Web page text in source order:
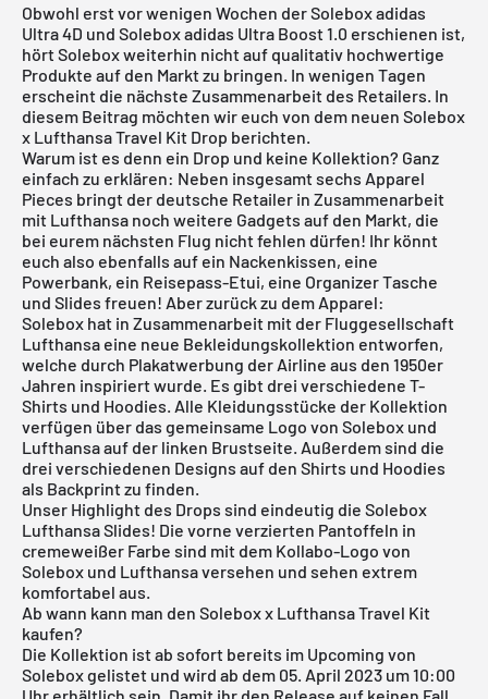
Obwohl erst vor wenigen Wochen derSolebox adidas
Ultra 4D und Solebox adidas Ultra Boost 1.0 erschienen ist,
hört Solebox weiterhin nicht auf qualitativ hochwertige
Produkte auf den Markt zu bringen. In wenigen Tagen
erscheint die nächste Zusammenarbeit des Retailers. In
diesem Beitrag möchten wir euch von dem neuen Solebox
x Lufthansa Travel Kit Drop berichten.
Warum ist es denn ein Drop und keine Kollektion? Ganz
einfach zu erklären: Neben insgesamt sechs Apparel
Pieces bringt der deutsche Retailer in Zusammenarbeit
mit Lufthansa noch weitere Gadgets auf den Markt, die
bei eurem nächsten Flug nicht fehlen dürfen! Ihr könnt
euch also ebenfalls auf ein Nackenkissen, eine
Powerbank, ein Reisepass-Etui, eine Organizer Tasche
und Slides freuen! Aber zurück zu dem Apparel:
Solebox hat in Zusammenarbeit mit der Fluggesellschaft
Lufthansa eine neue Bekleidungskollektion entworfen,
welche durch Plakatwerbung der Airline aus den 1950er
Jahren inspiriert wurde. Es gibt drei verschiedene T-
Shirts und Hoodies. Alle Kleidungsstücke der Kollektion
verfügen über das gemeinsame Logo von Solebox und
Lufthansa auf der linken Brustseite. Außerdem sind die
drei verschiedenen Designs auf den Shirts und Hoodies
als Backprint zu finden.
Unser Highlight des Drops sind eindeutig die Solebox
Lufthansa Slides! Die vorne verzierten Pantoffeln in
cremeweißer Farbe sind mit dem Kollabo-Logo von
Solebox und Lufthansa versehen und sehen extrem
komfortabel aus.
Ab wann kann man den Solebox x Lufthansa Travel Kit
kaufen?
Die Kollektion ist ab sofort bereits im Upcoming von
Solebox gelistet und wird ab dem 05. April 2023 um 10:00